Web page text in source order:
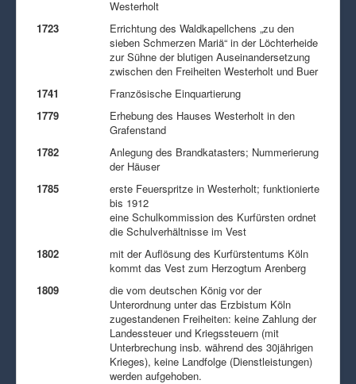
Westerholt
1723
Errichtung des Waldkapellchens „zu den
sieben Schmerzen Mariä“ in der Löchterheide
zur Sühne der blutigen Auseinandersetzung
zwischen den Freiheiten Westerholt und Buer
1741
Französische Einquartierung
1779
Erhebung des Hauses Westerholt in den
Grafenstand
1782
Anlegung des Brandkatasters; Nummerierung
der Häuser
1785
erste Feuerspritze in Westerholt; funktionierte
bis 1912
eine Schulkommission des Kurfürsten ordnet
die Schulverhältnisse im Vest
1802
mit der Auflösung des Kurfürstentums Köln
kommt das Vest zum Herzogtum Arenberg
1809
die vom deutschen König vor der
Unterordnung unter das Erzbistum Köln
zugestandenen Freiheiten: keine Zahlung der
Landessteuer und Kriegssteuern (mit
Unterbrechung insb. während des 30jährigen
Krieges), keine Landfolge (Dienstleistungen)
werden aufgehoben.